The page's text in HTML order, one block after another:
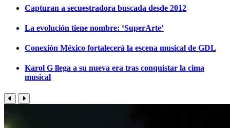
Capturan a secuestradora buscada desde 2012
La evolución tiene nombre: ‘SuperArte’
Conexión México fortalecerá la escena musical de GDL
Karol G llega a su nueva era tras conquistar la cima
musical